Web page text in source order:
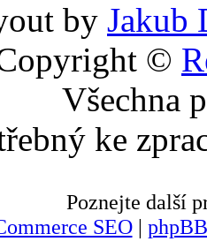
by Jakub
©
Všechna
ke
Poznejte další
SEO|